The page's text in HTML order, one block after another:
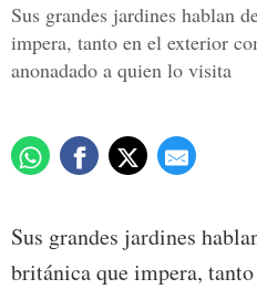
Sus grandes jardines hablan
impera, tanto en el exterior
anonadado a quien lo visita
Sus grandes jardines
británica que impera,